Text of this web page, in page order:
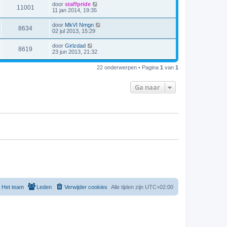
11001 door staffpride
11 jan 2014, 19:35
8634 door MkVI Nmgn
02 jul 2013, 15:29
8619 door Girlzdad
23 jun 2013, 21:32
22 onderwerpen • Pagina 1 van 1
Ga naar
Alle tijden zijn UTC+02:00
Verwijder cookies
Leden
Het team